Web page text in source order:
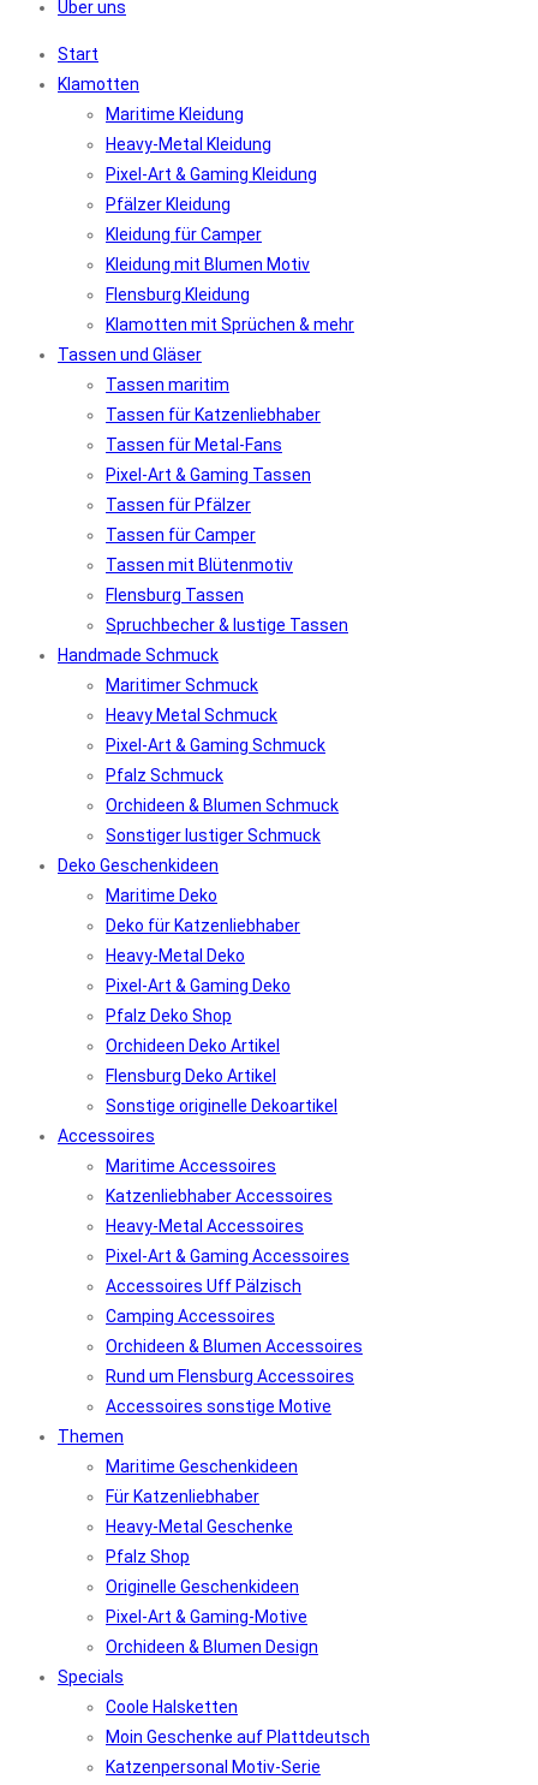
Über uns
Start
Klamotten
Maritime Kleidung
Heavy-Metal Kleidung
Pixel-Art & Gaming Kleidung
Pfälzer Kleidung
Kleidung für Camper
Kleidung mit Blumen Motiv
Flensburg Kleidung
Klamotten mit Sprüchen & mehr
Tassen und Gläser
Tassen maritim
Tassen für Katzenliebhaber
Tassen für Metal-Fans
Pixel-Art & Gaming Tassen
Tassen für Pfälzer
Tassen für Camper
Tassen mit Blütenmotiv
Flensburg Tassen
Spruchbecher & lustige Tassen
Handmade Schmuck
Maritimer Schmuck
Heavy Metal Schmuck
Pixel-Art & Gaming Schmuck
Pfalz Schmuck
Orchideen & Blumen Schmuck
Sonstiger lustiger Schmuck
Deko Geschenkideen
Maritime Deko
Deko für Katzenliebhaber
Heavy-Metal Deko
Pixel-Art & Gaming Deko
Pfalz Deko Shop
Orchideen Deko Artikel
Flensburg Deko Artikel
Sonstige originelle Dekoartikel
Accessoires
Maritime Accessoires
Katzenliebhaber Accessoires
Heavy-Metal Accessoires
Pixel-Art & Gaming Accessoires
Accessoires Uff Pälzisch
Camping Accessoires
Orchideen & Blumen Accessoires
Rund um Flensburg Accessoires
Accessoires sonstige Motive
Themen
Maritime Geschenkideen
Für Katzenliebhaber
Heavy-Metal Geschenke
Pfalz Shop
Originelle Geschenkideen
Pixel-Art & Gaming-Motive
Orchideen & Blumen Design
Specials
Coole Halsketten
Moin Geschenke auf Plattdeutsch
Katzenpersonal Motiv-Serie